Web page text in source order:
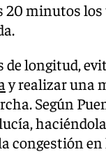
20 minutos
de longitud,
y realizar una
Según
congestión